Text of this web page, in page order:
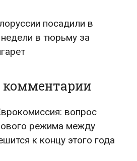
посадили в
в тюрьму за
комментарии
вопрос
режима между
к концу этого года